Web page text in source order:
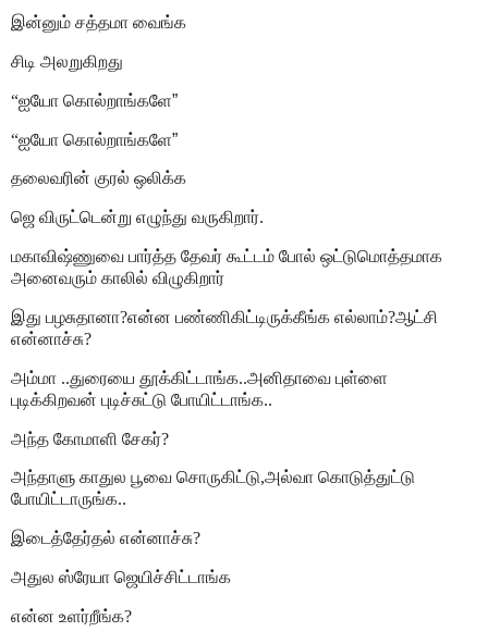
இன்னும் சத்தமா வைங்க
சிடி அலறுகிறது
“ஐயோ கொல்றாங்களே”
“ஐயோ கொல்றாங்களே”
தலைவரின் குரல் ஒலிக்க
ஜெ விருட்டென்று எழுந்து வருகிறார்.
மகாவிஷ்ணுவை பார்த்த தேவர் கூட்டம் போல் ஒட்டுமொத்தமாக
அனைவரும் காலில் விழுகிறார்
இது பழசுதானா?என்ன பண்ணிகிட்டிருக்கீங்க எல்லாம்?ஆட்சி
என்னாச்சு?
அம்மா ..துரையை தூக்கிட்டாங்க..அனிதாவை புள்ளை
புடிக்கிறவன் புடிச்சுட்டு போயிட்டாங்க..
அந்த கோமாளி சேகர்?
அந்தாளு காதுல பூவை சொருகிட்டு,அல்வா கொடுத்துட்டு
போயிட்டாருங்க..
இடைத்தேர்தல் என்னாச்சு?
அதுல ஸ்ரேயா ஜெயிச்சிட்டாங்க
என்ன உளர்றீங்க?